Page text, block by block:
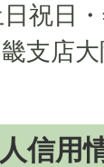
祝日
支店
信用